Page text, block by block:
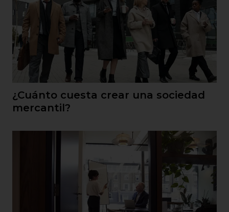
¿Cuánto cuesta crear una sociedad
mercantil?